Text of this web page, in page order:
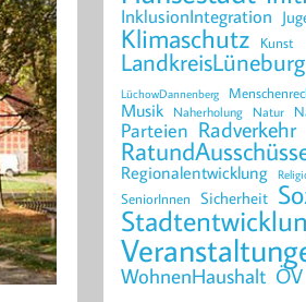
InklusionIntegration
Klimaschutz Kunst
LandkreisLüneburg
LüchowDannenberg
Musik Naherholung Natur
Parteien Radverkehr
Regionalentwicklung
SeniorInnen Sicherheit
WohnenHaushalt ÖV